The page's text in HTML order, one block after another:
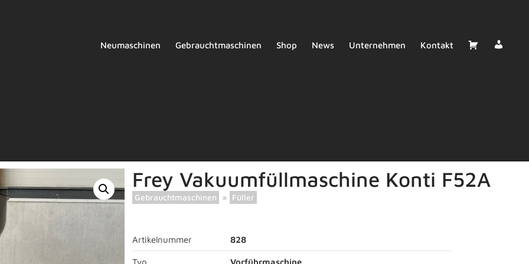
Neumaschinen Gebrauchtmaschinen Shop News Unternehmen Kontakt Cart
Frey Vakuumfüllmaschine Konti F52A
Gebrauchtmaschinen » Füller
Artikelnummer 828